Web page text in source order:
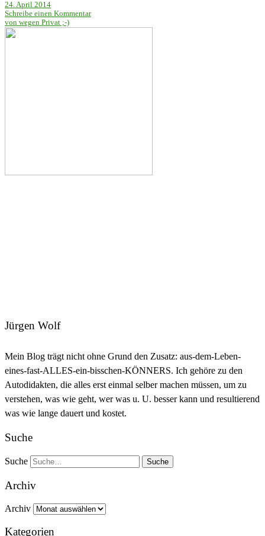
24. April 2014
Schreibe einen Kommentar
von wegen Privat ;-)
Jürgen Wolf
Mein Blog trägt nicht ohne Grund den Zusatz: aus-dem-Leben-
eines-fast-ALLES-ein-bisschen-KÖNNERS. Ich gehöre zu den
Autodidakten, die alles erst einmal selber machen müssen, um zu
verstehen, was wie geht, wer was u. U. besser kann und resultierend
was wie lange dauert und kostet.
Suche
Suche
Archiv
Archiv
Kategorien